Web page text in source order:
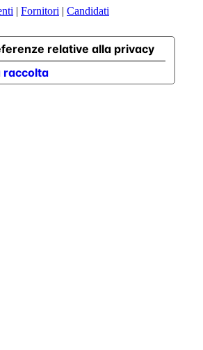
| Fornitori | Candidati
raccolta
relative alla privacy